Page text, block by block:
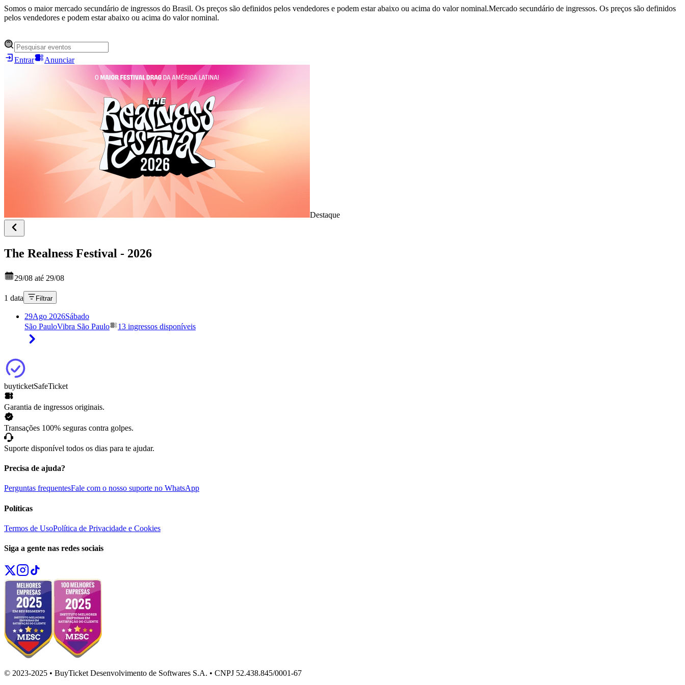
Somos o maior mercado secundário de ingressos do Brasil. Os preços são definidos pelos vendedores e podem estar abaixo ou acima do valor nominal.Mercado secundário de ingressos. Os preços são definidos
pelos vendedores e podem estar abaixo ou acima do valor nominal.
Entrar Anunciar
Destaque
The Realness Festival - 2026
29/08 até 29/08
1 data Filtrar
29Ago 2026Sábado
São PauloVibra São Paulo 13 ingressos disponíveis
buyticketSafeTicket
Garantia de ingressos originais.
Transações 100% seguras contra golpes.
Suporte disponível todos os dias para te ajudar.
Precisa de ajuda?
Perguntas frequentesFale com o nosso suporte no WhatsApp
Políticas
Termos de UsoPolítica de Privacidade e Cookies
Siga a gente nas redes sociais
© 2023-2025 • BuyTicket Desenvolvimento de Softwares S.A. • CNPJ 52.438.845/0001-67